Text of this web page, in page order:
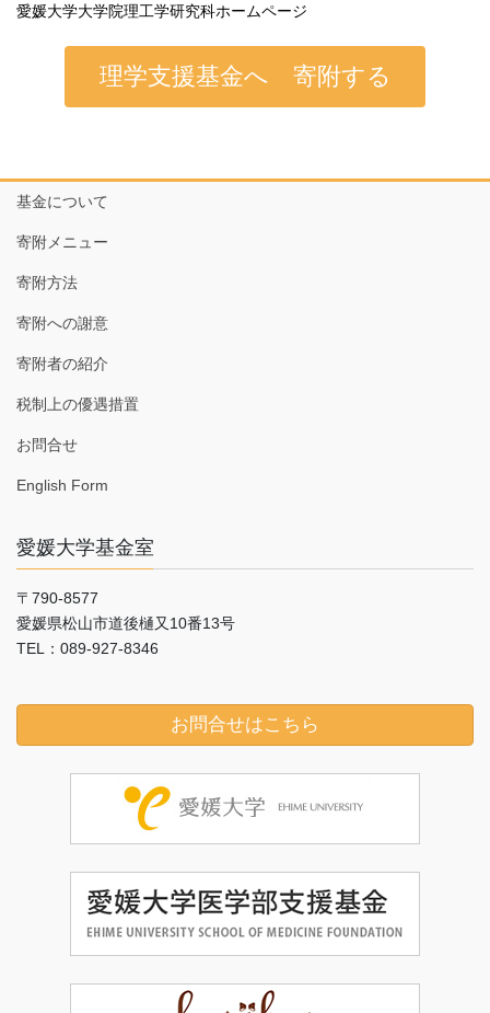
愛媛大学大学院理工学研究科ホームページ
理学支援基金へ 寄附する
基金について
寄附メニュー
寄附方法
寄附への謝意
寄附者の紹介
税制上の優遇措置
お問合せ
English Form
愛媛大学基金室
〒790-8577
愛媛県松山市道後樋又10番13号
TEL：089-927-8346
お問合せはこちら